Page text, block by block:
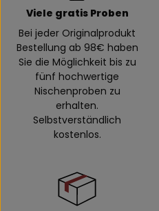
Viele gratis Proben
Bei jeder Originalprodukt
Bestellung ab 98€ haben
Sie die Möglichkeit bis zu
fünf hochwertige
Nischenproben zu
erhalten.
Selbstverständlich
kostenlos.